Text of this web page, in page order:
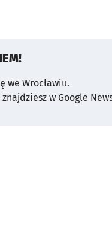
we Wrocławiu.
w Google